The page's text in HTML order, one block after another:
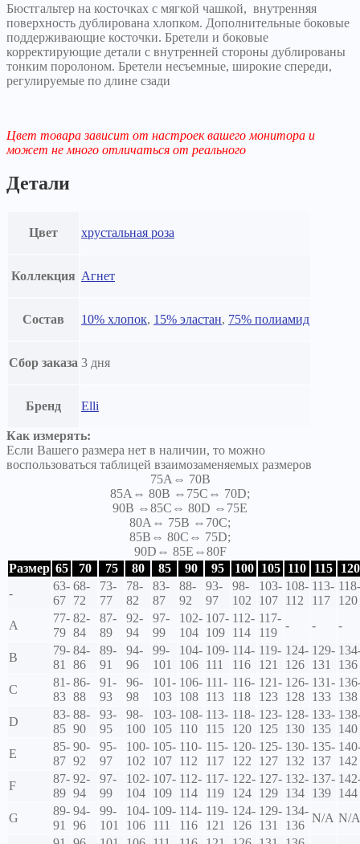
Бюстгальтер на косточках с мягкой чашкой, внутренняя
поверхность дублирована хлопком. Дополнительные боковые
поддерживающие косточки. Бретели и боковые
корректирующие детали с внутренней стороны дублированы
тонким поролоном. Бретели несъемные, широкие спереди,
регулируемые по длине сзади
Цвет товара зависит от настроек вашего монитора и
может не много отличаться от реального
Детали
Цвет хрустальная роза
Коллекция Агнет
Состав 10% хлопок, 15% эластан, 75% полиамид
Сбор заказа 3 дня
Бренд Elli
Как измерять:
Если Вашего размера нет в наличии, то можно
воспользоваться таблицей взаимозаменяемых размеров
75A⇔ 70B
85A⇔ 80B ⇔75C⇔ 70D;
90B ⇔85C⇔ 80D ⇔75E
80A⇔ 75B ⇔70C;
85B⇔ 80C⇔ 75D;
90D⇔ 85E⇔80F
Размер 65 70 75 80 85 90 95 100 105 110 115
120
-
63-
67
68-
72
73-
77
78-
82
83-
87
88-
92
93-
97
98-
102
103-
107
108-
112
113-
117
118-
120
A
77-
79
82-
84
87-
89
92-
94
97-
99
102-
104
107-
109
112-
114
117-
119
- - -
B
79-
81
84-
86
89-
91
94-
96
99-
101
104-
106
109-
111
114-
116
119-
121
124-
126
129-
131
136
C
81-
83
86-
88
91-
93
96-
98
101-
103
106-
108
111-
113
116-
118
121-
123
126-
128
131-
133 138
D
83-
85
88-
90
93-
95
98-
100
103-
105
108-
110
113-
115
118-
120
123-
125
128-
130
133-
135 140
E
85-
87
90-
92
95-
97
100-
102
105-
107
110-
112
115-
117
120-
122
125-
127
130-
132
135-
137 142
F
87-
89
92-
94
97-
99
102-
104
107-
109
112-
114
117-
119
122-
124
127-
129
132-
134
137-
139 144
G
89-
91
94-
96
99-
101
104-
106
109-
111
114-
116
119-
121
124-
126
129-
131
134-
136
N/A N/A